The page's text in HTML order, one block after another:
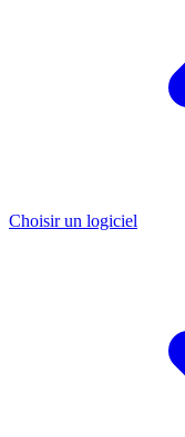
Choisir un logiciel